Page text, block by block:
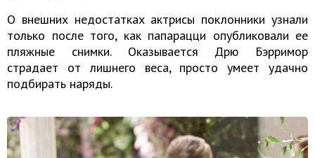
О внешних недостатках актрисы поклонники узнали
только после того, как папарацци опубликовали ее
пляжные снимки. Оказывается Дрю Бэрримор
страдает от лишнего веса, просто умеет удачно
подбирать наряды.